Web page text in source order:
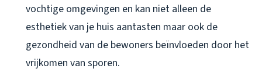
vochtige omgevingen en kan niet alleen de
esthetiek van je huis aantasten maar ook de
gezondheid van de bewoners beïnvloeden door het
vrijkomen van sporen.